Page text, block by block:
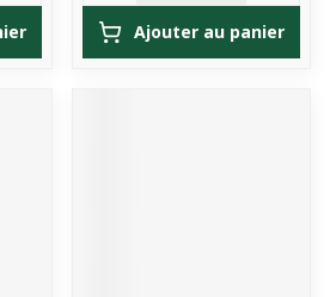
Ajouter au panier